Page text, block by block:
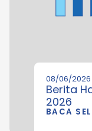
08/06/2026
Berita
2026
BACA